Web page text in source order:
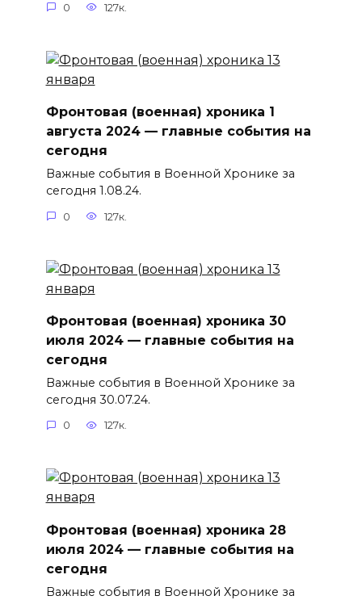
0 127к.
Фронтовая (военная) хроника 1
августа 2024 — главные события на
сегодня
Важные события в Военной Хронике за
сегодня 1.08.24.
0 127к.
Фронтовая (военная) хроника 30
июля 2024 — главные события на
сегодня
Важные события в Военной Хронике за
сегодня 30.07.24.
0 127к.
Фронтовая (военная) хроника 28
июля 2024 — главные события на
сегодня
Важные события в Военной Хронике за